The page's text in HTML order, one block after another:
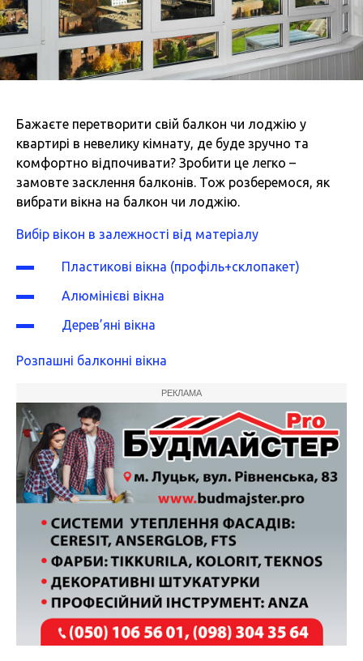
Бажаєте перетворити свій балкон чи лоджію у
квартирі в невелику кімнату, де буде зручно та
комфортно відпочивати? Зробити це легко –
замовте засклення балконів. Тож розберемося, як
вибрати вікна на балкон чи лоджію.
Вибір вікон в залежності від матеріалу
Пластикові вікна (профіль+склопакет)
Алюмінієві вікна
Дерев’яні вікна
Розпашні балконні вікна
РЕКЛАМА